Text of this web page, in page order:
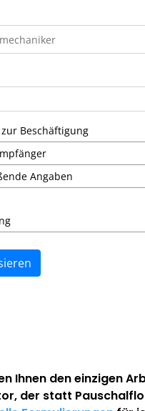
Beschäftigung
Angaben
Ihnen den einzigen
, der statt